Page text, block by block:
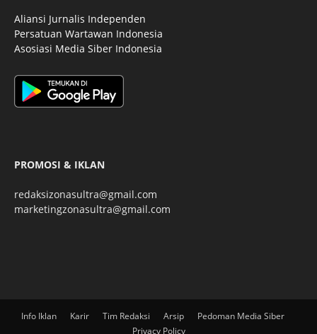
Aliansi Jurnalis Independen
Persatuan Wartawan Indonesia
Asosiasi Media Siber Indonesia
PROMOSI & IKLAN
redaksizonasultra@gmail.com
marketingzonasultra@gmail.com
Info Iklan Karir Tim Redaksi Arsip
Pedoman Media Siber
Privacy Policy